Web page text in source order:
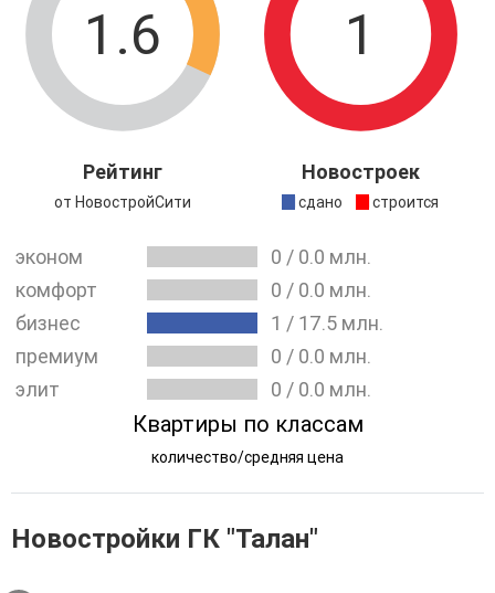
приятно находиться, проявлять взаимную поддержку и
вместе формировать перспективы своих городов.
Организация постоянно отслеживает инновационные
тенденции и активно реализует наиболее эффективные
решения из сферы строительства.
На данный момент в Москве компания реализует
ЖК INJOY.
1.6
Рейтинг
от НовостройСити
1
Новостроек
сдано строится
эконом 0 / 0.0 млн.
комфорт
0 / 0.0 млн.
бизнес
1 / 17.5 млн.
премиум
0 / 0.0 млн.
элит
0 / 0.0 млн.
Квартиры по классам
количество/средняя цена
Новостройки ГК "Талан"